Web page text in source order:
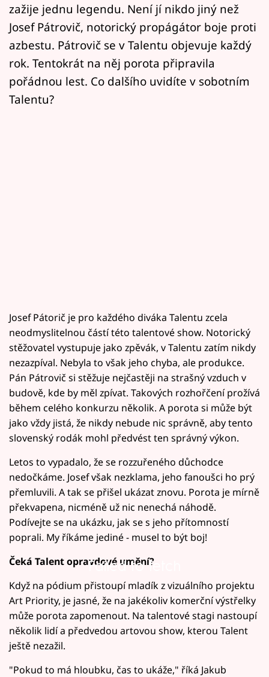
Přihlášení
Sledujte nás
zažije jednu legendu. Není jí nikdo jiný než
Josef Pátrovič, notorický propágátor boje proti
azbestu. Pátrovič se v Talentu objevuje každý
rok. Tentokrát na něj porota připravila
pořádnou lest. Co dalšího uvidíte v sobotním
Talentu?
Josef Pátorič je pro každého diváka Talentu zcela
neodmyslitelnou částí této talentové show. Notorický
stěžovatel vystupuje jako zpěvák, v Talentu zatím nikdy
nezazpíval. Nebyla to však jeho chyba, ale produkce.
Pán Pátrovič si stěžuje nejčastěji na strašný vzduch v
budově, kde by měl zpívat. Takových rozhořčení prožívá
během celého konkurzu několik. A porota si může být
jako vždy jistá, že nikdy nebude nic správně, aby tento
slovenský rodák mohl předvést ten správný výkon.
Letos to vypadalo, že se rozzuřeného důchodce
nedočkáme. Josef však nezklama, jeho fanoušci ho prý
přemluvili. A tak se přišel ukázat znovu. Porota je mírně
překvapena, nicméně už nic nenechá náhodě.
Podívejte se na ukázku, jak se s jeho přítomností
poprali. My říkáme jediné - musel to být boj!
Failed to fetch
Čeká Talent opravdové umění?
Když na pódium přistoupí mladík z vizuálního projektu
Art Priority, je jasné, že na jakékoliv komerční výstřelky
může porota zapomenout. Na talentové stagi nastoupí
několik lidí a předvedou artovou show, kterou Talent
ještě nezažil.
"Pokud to má hloubku, čas to ukáže," říká Jakub